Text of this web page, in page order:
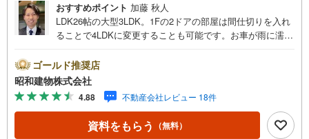
おすすめポイント 加藤 秋人
LDK26帖の大型3LDK。1Fの2ドアの部屋は間仕切りを入れ
ることで4LDKに変更することも可能です。お車が雨に濡れ
っぷりの陽が差し込みます。 ・・・地域密着昭和建物で
す・・・ 西荻窪に創業44年、地域密着の不動産会社で
す。 不動産購入、買換えには、不安がつきもの。 物件の
選定や住宅ローンはもちろん地域密着だからこその情報を
お伝え、ご提案いたします。 お気軽にご相談、ご来社頂
ける会社です。スタッフ一同、心よりお待ちしておりま
ゴールド推奨店
昭和建物株式会社
4.88 不動産会社レビュー 18件
資料をもらう （無料）